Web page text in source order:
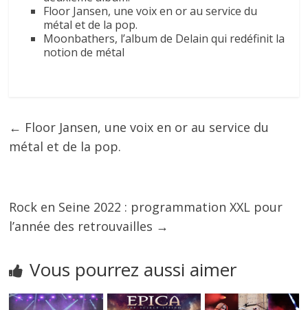
Floor Jansen, une voix en or au service du
métal et de la pop.
Moonbathers, l’album de Delain qui redéfinit la
notion de métal
← Floor Jansen, une voix en or au service du
métal et de la pop.
Rock en Seine 2022 : programmation XXL pour
l’année des retrouvailles →
Vous pourrez aussi aimer